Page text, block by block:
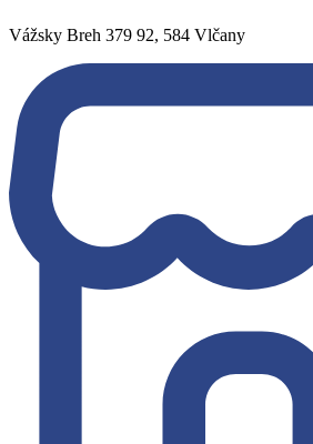
Vážsky Breh 379 92, 584 Vlčany